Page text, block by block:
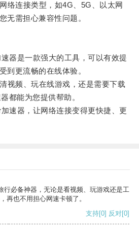
连接类型，如4G、5G、以太网
无需担心兼容性问题。
是一款强大的工具，可以有效提
到更流畅的在线体验。
频、玩在线游戏，还是需要下载
都能为您提供帮助。
器，让网络连接变得更快捷、更
行必备神器，无论是看视频、玩游戏还是工
再也不用担心网速卡顿了。
支持[0] 反对[0]